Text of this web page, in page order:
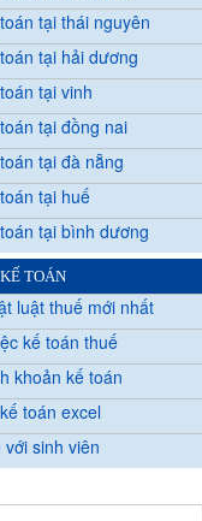
tại thái nguyên
tại hải dương
tại vinh
tại đồng nai
tại đà nẵng
tại huế
tại bình dương
TOÁN
luật thuế mới nhất
kế toán thuế
khoản kế toán
toán excel
với sinh viên